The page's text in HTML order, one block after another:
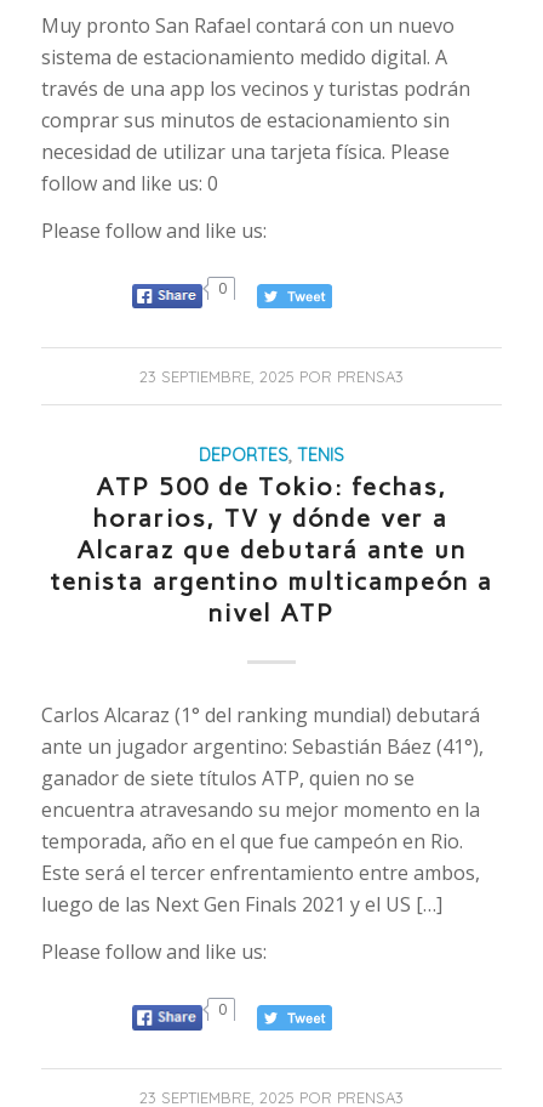
Muy pronto San Rafael contará con un nuevo
sistema de estacionamiento medido digital. A
través de una app los vecinos y turistas podrán
comprar sus minutos de estacionamiento sin
necesidad de utilizar una tarjeta física. Please
follow and like us: 0
Please follow and like us:
0
23 SEPTIEMBRE, 2025 POR PRENSA3
DEPORTES, TENIS
ATP 500 de Tokio: fechas,
horarios, TV y dónde ver a
Alcaraz que debutará ante un
tenista argentino multicampeón a
nivel ATP
Carlos Alcaraz (1° del ranking mundial) debutará
ante un jugador argentino: Sebastián Báez (41°),
ganador de siete títulos ATP, quien no se
encuentra atravesando su mejor momento en la
temporada, año en el que fue campeón en Rio.
Este será el tercer enfrentamiento entre ambos,
luego de las Next Gen Finals 2021 y el US […]
Please follow and like us:
0
23 SEPTIEMBRE, 2025 POR PRENSA3